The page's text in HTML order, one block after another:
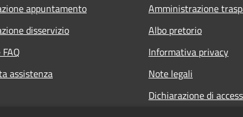
appuntamento
disservizio
assistenza
Amministrazione
Albo pretorio
Informativa privacy
Note legali
Dichiarazione di